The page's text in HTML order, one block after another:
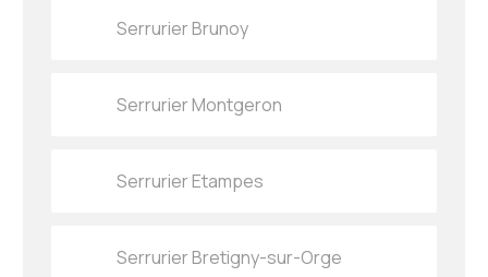
Serrurier Brunoy
Serrurier Montgeron
Serrurier Etampes
Serrurier Bretigny-sur-Orge